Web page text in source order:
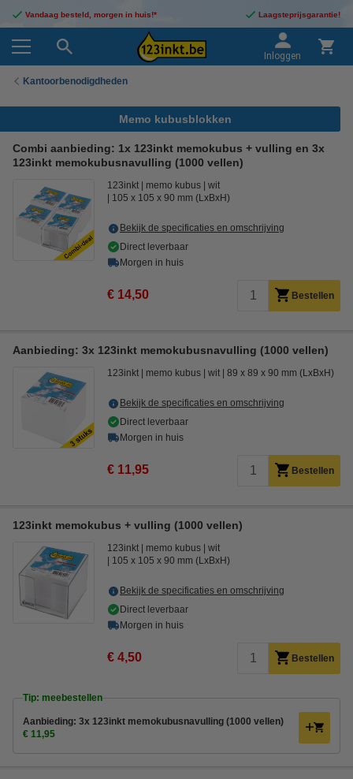
Vandaag besteld, morgen in huis!* Laagsteprijsgarantie!
Inloggen
Kantoorbenodigdheden
Memo kubusblokken
Combi aanbieding: 1x 123inkt memokubus + vulling en 3x
123inkt memokubusnavulling (1000 vellen)
123inkt memo kubus
wit
105 x 105 x 90 mm (LxBxH)
Bekijk de specificaties en omschrijving
Direct leverbaar
Morgen in huis
€ 14,50 Bestellen
Aanbieding: 3x 123inkt memokubusnavulling (1000 vellen)
123inkt memo kubus wit 89 x 89 x 90 mm (LxBxH)
Bekijk de specificaties en omschrijving
Direct leverbaar
Morgen in huis
€ 11,95 Bestellen
123inkt memokubus + vulling (1000 vellen)
123inkt memo kubus
wit
105 x 105 x 90 mm (LxBxH)
Bekijk de specificaties en omschrijving
Direct leverbaar
Morgen in huis
€ 4,50 Bestellen
Tip: meebestellen
Aanbieding: 3x 123inkt memokubusnavulling (1000 vellen)
€ 11,95